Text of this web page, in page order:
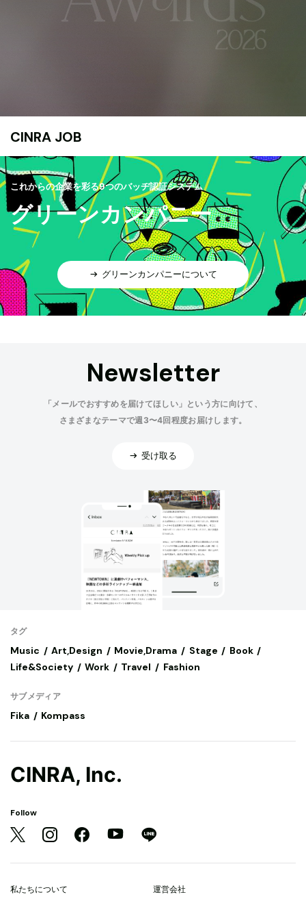
CINRA JOB
これからの企業を彩る9つのバッヂ認証システム
グリーンカンパニー
グリーンカンパニーについて
Newsletter
「メールでおすすめを届けてほしい」という方に向けて、
さまざまなテーマで週3〜4回程度お届けします。
受け取る
タグ
Music Art,Design Movie,Drama Stage
Book
Life&Society
Work Travel Fashion
サブメディア
Fika Kompass
CINRA, Inc.
Follow
私たちについて 運営会社